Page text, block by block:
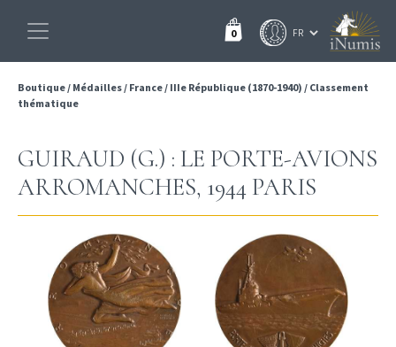
0
Boutique/ Médailles/ France/ IIIe République (1870-1940) / Classement
thématique
GUIRAUD (G.) : LE PORTE-AVIONS
ARROMANCHES, 1944 PARIS